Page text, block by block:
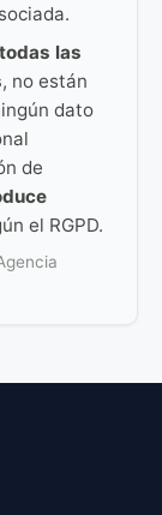
todas las
, no están
dato
de
el RGPD.